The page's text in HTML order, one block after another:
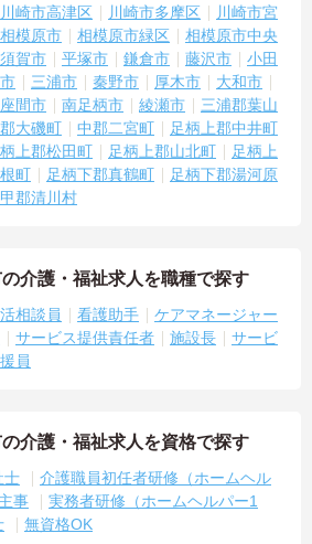
川崎市高津区 川崎市多摩区
川崎市宮
相模原市 相模原市緑区
相模原市中央
賀市 平塚市 鎌倉市 藤沢市
小田
三浦市 秦野市 厚木市
大和市
座間市 南足柄市 綾瀬市
三浦郡葉山
大磯町 中郡二宮町
足柄上郡中井町
上郡松田町 足柄上郡山北町
足柄上
町 足柄下郡真鶴町
足柄下郡湯河原
郡清川村
介護・福祉求人を職種で探す
相談員 看護助手
ケアマネージャー
サービス提供責任者 施設長
サービ
員
介護・福祉求人を資格で探す
士
介護職員初任者研修（ホームヘル
事
実務者研修（ホームヘルパー1
無資格OK